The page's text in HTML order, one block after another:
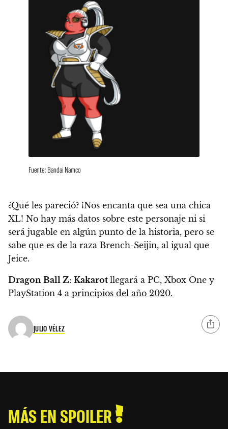
Fuente: Bandai Namco
¿Qué les pareció? ¡Nos encanta que sea una chica
XL! No hay más datos sobre este personaje ni si
será jugable en algún punto de la historia, pero se
sabe que es de la raza Brench-Seijin, al igual que
Jeice.
Dragon Ball Z: Kakarot llegará a PC, Xbox One y
PlayStation 4 a principios del año 2020.
JULIO VÉLEZ
MÁS EN SPOILER